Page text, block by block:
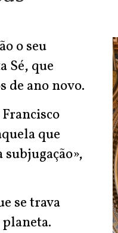
o seu
Sé, que
de ano novo.
que
se trava